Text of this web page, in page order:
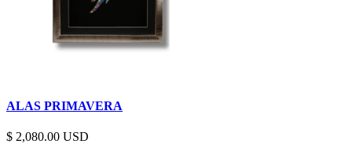
ALAS PRIMAVERA
$ 2,080.00